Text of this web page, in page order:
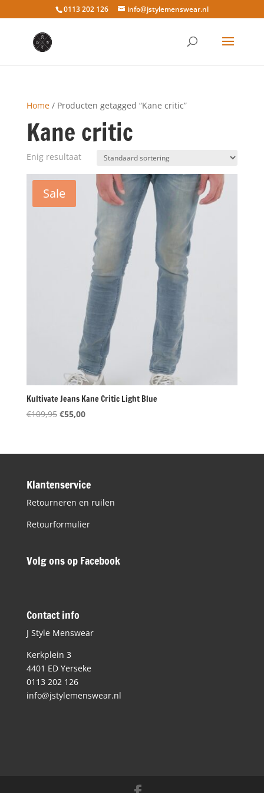
0113 202 126 info@jstylemenswear.nl
Home/ Producten getagged “Kane critic”
Kane critic
Enig resultaat
Sale
Kultivate Jeans Kane Critic Light Blue
€109,95 Oorspronkelijke
€109,95.
€55,00Huidige
€55,00.
Klantenservice
Retourneren en ruilen
Retourformulier
Volg ons op Facebook
Contact info
J Style Menswear
Kerkplein 3
4401 ED Yerseke
0113 202 126
info@jstylemenswear.nl